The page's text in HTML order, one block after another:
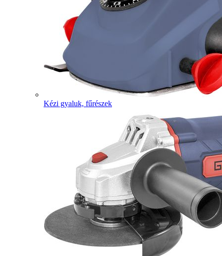
Kézi gyaluk, fűrészek